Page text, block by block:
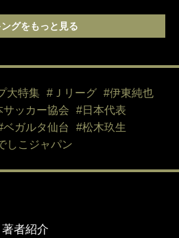
グをもっと見る
大特集 #Ｊリーグ
#伊東純也
サッカー協会
#日本代表
ベガルタ仙台
#松木玖生
しこジャパン
著者紹介